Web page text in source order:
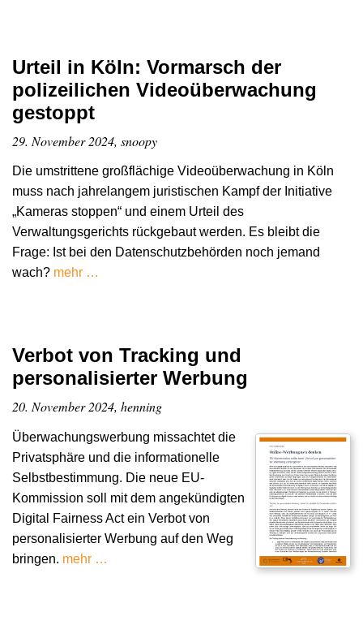
Urteil in Köln: Vormarsch der
polizeilichen Videoüberwachung
gestoppt
29. November 2024, snoopy
Die umstrittene großflächige Videoüberwachung in Köln
muss nach jahrelangem juristischen Kampf der Initiative
„Kameras stoppen“ und einem Urteil des
Verwaltungsgerichts rückgebaut werden. Es bleibt die
Frage: Ist bei den Datenschutzbehörden noch jemand
wach? mehr …
Verbot von Tracking und
personalisierter Werbung
20. November 2024, henning
Überwachungswerbung missachtet die
Privatsphäre und die informationelle
Selbstbestimmung. Die neue EU-
Kommission soll mit dem angekündigten
Digital Fairness Act ein Verbot von
personalisierter Werbung auf den Weg
bringen. mehr …